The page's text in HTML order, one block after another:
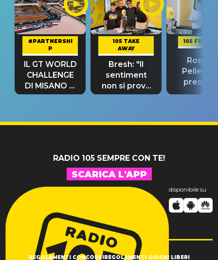
#PARTNERSHI
P
IL GT WORLD
CHALLENGE
DI MISANO si
riconferma
105 TAKE
AWAY
Bresh: "Il
sentiment
non si prova
fino alla notte
105
Rosario
“Così
RADIO 105 SEMPRE CON TE!
SCARICA L'APP
disponibile su
REGOLAMENTI CONCORSI REGOLAMENTI GIOCHI LIBERI